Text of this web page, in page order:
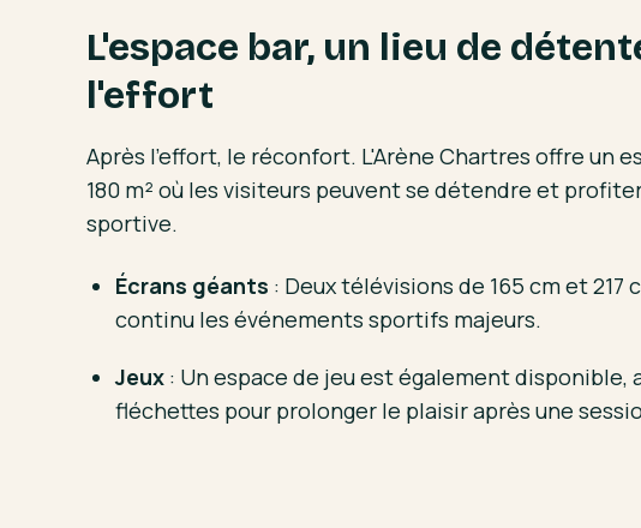
L'espace bar, un lieu de
l'effort
Après l'effort, le réconfort. L'Arène Chartres offre un
180 m² où les visiteurs peuvent se détendre et
sportive.
Écrans géants : Deux télévisions de 165 cm et 217
continu les événements sportifs majeurs.
Jeux : Un espace de jeu est également disponible,
fléchettes pour prolonger le plaisir après une